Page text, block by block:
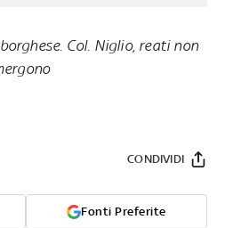
Col. Niglio, reati non
Fonti Preferite
CONDIVIDI